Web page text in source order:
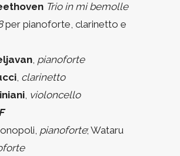
Trio in mi bemolle
per pianoforte, clarinetto e
, pianoforte
, clarinetto
, violoncello
pianoforte; Wataru